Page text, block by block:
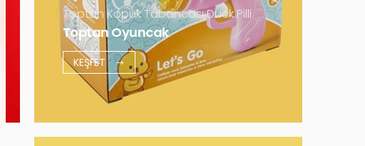
Daha Fazla
Toptan Köpük Tabancası Duck Pilli
Toptan Oyuncak
KEŞFET